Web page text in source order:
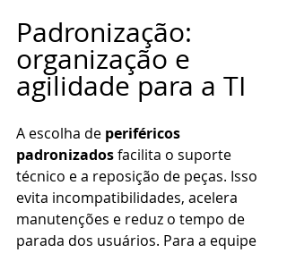
Padronização:
organização e
agilidade para a TI
A escolha de periféricos
padronizados facilita o suporte
técnico e a reposição de peças. Isso
evita incompatibilidades, acelera
manutenções e reduz o tempo de
parada dos usuários. Para a equipe